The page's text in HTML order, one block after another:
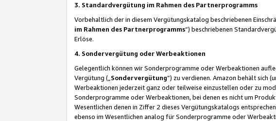
3. Standardvergütung im Rahmen des Partnerprogramms
Vorbehaltlich der in diesem Vergütungskatalog beschriebenen
im Rahmen des Partnerprogramms“) beschriebenen
Erlöse.
4. Sondervergütung oder Werbeaktionen
Gelegentlich können wir Sonderprogramme oder Werbeaktionen
Vergütung („ Sondervergütung”) zu verdienen. Amazon behält sich
Werbeaktionen jederzeit ganz oder teilweise einzustellen oder zu
Sonderprogramme oder Werbeaktionen, bei denen es nicht um
Wesentlichen denen in Ziffer 2 dieses Vergütungskatalogs
ebenso im Wesentlichen analog für Sonderprogramme oder